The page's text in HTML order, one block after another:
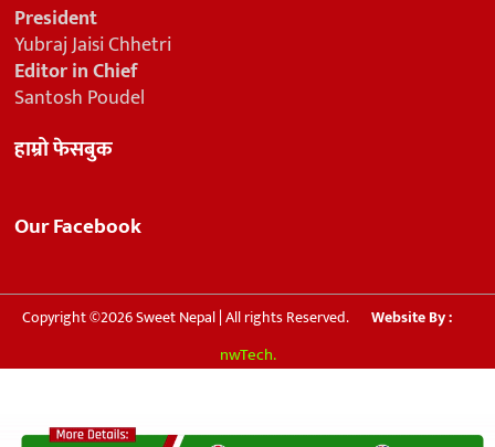
President
Yubraj Jaisi Chhetri
Editor in Chief
Santosh Poudel
हाम्रो फेसबुक
Our Facebook
Copyright ©2026 Sweet Nepal | All rights Reserved. Website By :
nwTech.